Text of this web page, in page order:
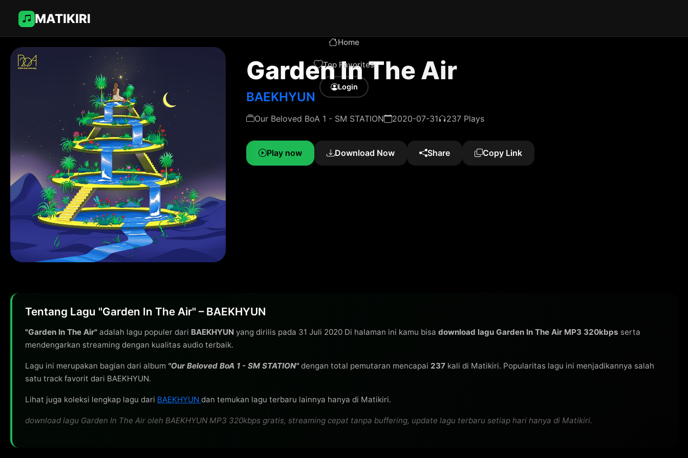
MATIKIRI
Home
Top Favorites
Login
Garden In The Air
BAEKHYUN
Our Beloved BoA 1 - SM STATION 2020-07-31 237 Plays
Play now Download Now Share Copy Link
Tentang Lagu "Garden In The Air" – BAEKHYUN
"Garden In The Air" adalah lagu populer dari BAEKHYUN yang dirilis pada 31 Juli 2020 Di halaman ini kamu bisa download lagu Garden In The Air MP3 320kbps serta
mendengarkan streaming dengan kualitas audio terbaik.
Lagu ini merupakan bagian dari album "Our Beloved BoA 1 - SM STATION"dengan total pemutaran mencapai 237 kali di Matikiri. Popularitas lagu ini menjadikannya salah
satu track favorit dari BAEKHYUN.
Lihat juga koleksi lengkap lagu dari BAEKHYUN dan temukan lagu terbaru lainnya hanya di Matikiri.
download lagu Garden In The Air oleh BAEKHYUN MP3 320kbps gratis, streaming cepat tanpa buffering, update lagu terbaru setiap hari hanya di Matikiri.